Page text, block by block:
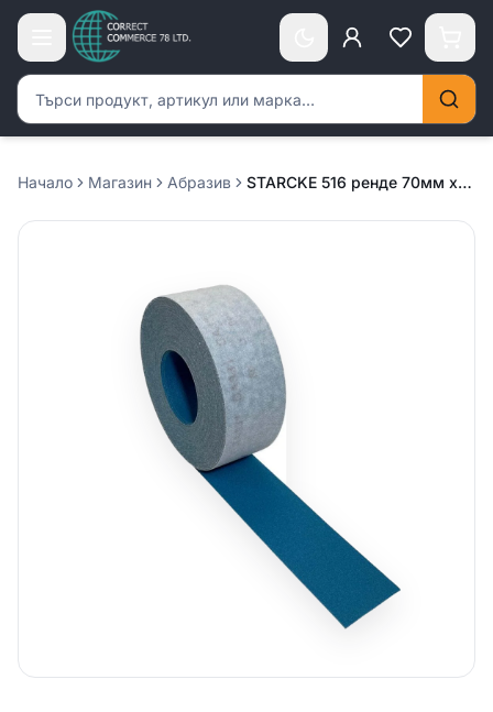
Търсене на продукти
Начало Магазин Абразив STARCKE 516 ренде 70мм х 25м – P320 / 100 броя в кутия /